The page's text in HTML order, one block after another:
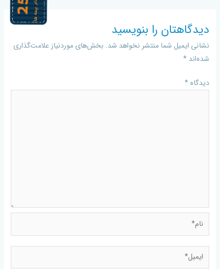
دیدگاهتان را بنویسید
نشانی ایمیل شما منتشر نخواهد شد. بخش‌های موردنیاز علامت‌گذاری
شده‌اند*
دیدگاه*